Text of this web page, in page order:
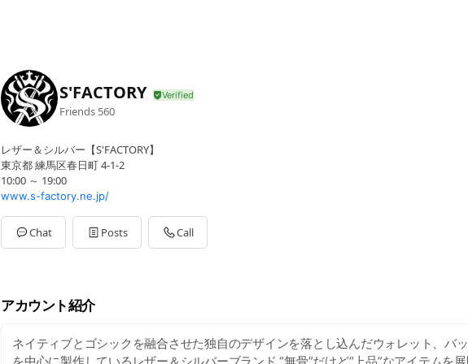
S'FACTORY
Friends 560
レザー＆シルバー【S'FACTORY】
東京都 練馬区春日町 4-1-2
10:00 ～ 19:00
www.s-factory.ne.jp/
Chat Posts Call
アカウント紹介
ネイティブとゴシックを融合させた独自のデザインを落とし込んだウォレット、バ